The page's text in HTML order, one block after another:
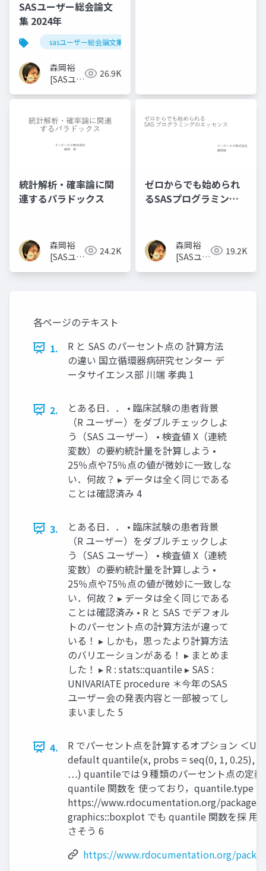
SASユーザー総会論文
集 2024年
sasユーザー総会論文集 2024年
森岡裕
[SASユー
世話人]
26.9K
統計解析・確率論に関
連するパラドックス
森岡裕
[SASユー
24.2K
ゼロからでも始められ
るSASプログラミング
森岡裕
[SASユー
19.2K
各ページのテキスト
1.
R と SAS のパーセント点の 計算方法
の違い 国立循環器病研究センター デ
ータサイエンス部 川端 孝典 1
2.
とある日．． • 臨床試験の患者背景
（R ユーザー）をダブルチェックしよ
う（SAS ユーザー） • 検査値 X（連続
変数）の要約統計量を計算しよう •
25％点や75％点の値が微妙に一致しな
い．何故？ ▸ データは全く同じである
ことは確認済み 4
3.
とある日．． • 臨床試験の患者背景
（R ユーザー）をダブルチェックしよ
う（SAS ユーザー） • 検査値 X（連続
変数）の要約統計量を計算しよう •
25％点や75％点の値が微妙に一致しな
い．何故？ ▸ データは全く同じである
ことは確認済み • R と SAS でデフォル
トのパーセント点の計算方法が違って
いる！ ▸ しかも，思ったより計算方法
のバリエーションがある！ ▸ まとめま
した！ ▸ R : stats::quantile ▸ SAS :
UNIVARIATE procedure ＊今年のSAS
ユーザー会の発表内容と一部被ってし
まいました 5
4.
R でパーセント点を計算するオプション ＜
default quantile(x, probs = seq(0, 1, 0.25),
…) quantileでは９種類のパーセント点の定義
quantile 関数を 使っており，quantile.type
https://www.rdocumentation.org/
graphics::boxplot でも quantile 関数を採 用
さそう 6
https://www.rdocumentation.org/